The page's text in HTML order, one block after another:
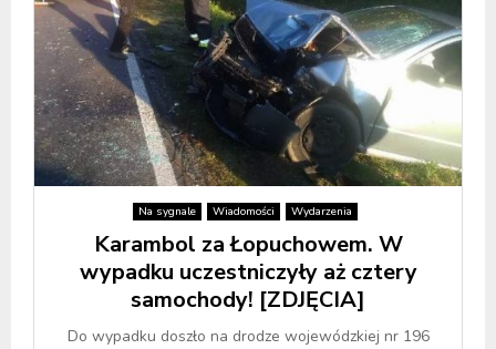
Na sygnale Wiadomości Wydarzenia
Karambol za Łopuchowem. W
wypadku uczestniczyły aż cztery
samochody! [ZDJĘCIA]
Do wypadku doszło na drodze wojewódzkiej nr 196